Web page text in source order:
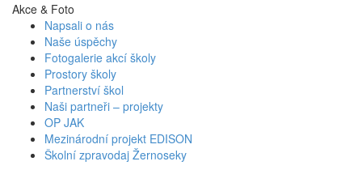
Akce & Foto
Napsali o nás
Naše úspěchy
Fotogalerie akcí školy
Prostory školy
Partnerství škol
Naši partneři – projekty
OP JAK
Mezinárodní projekt EDISON
Školní zpravodaj Žernoseky